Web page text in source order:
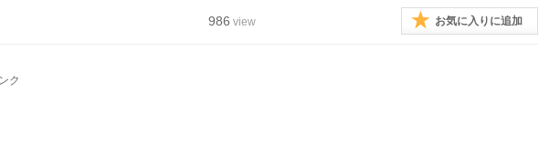
986 view お気に入りに追加
ク